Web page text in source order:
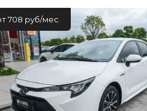
708 руб/мес